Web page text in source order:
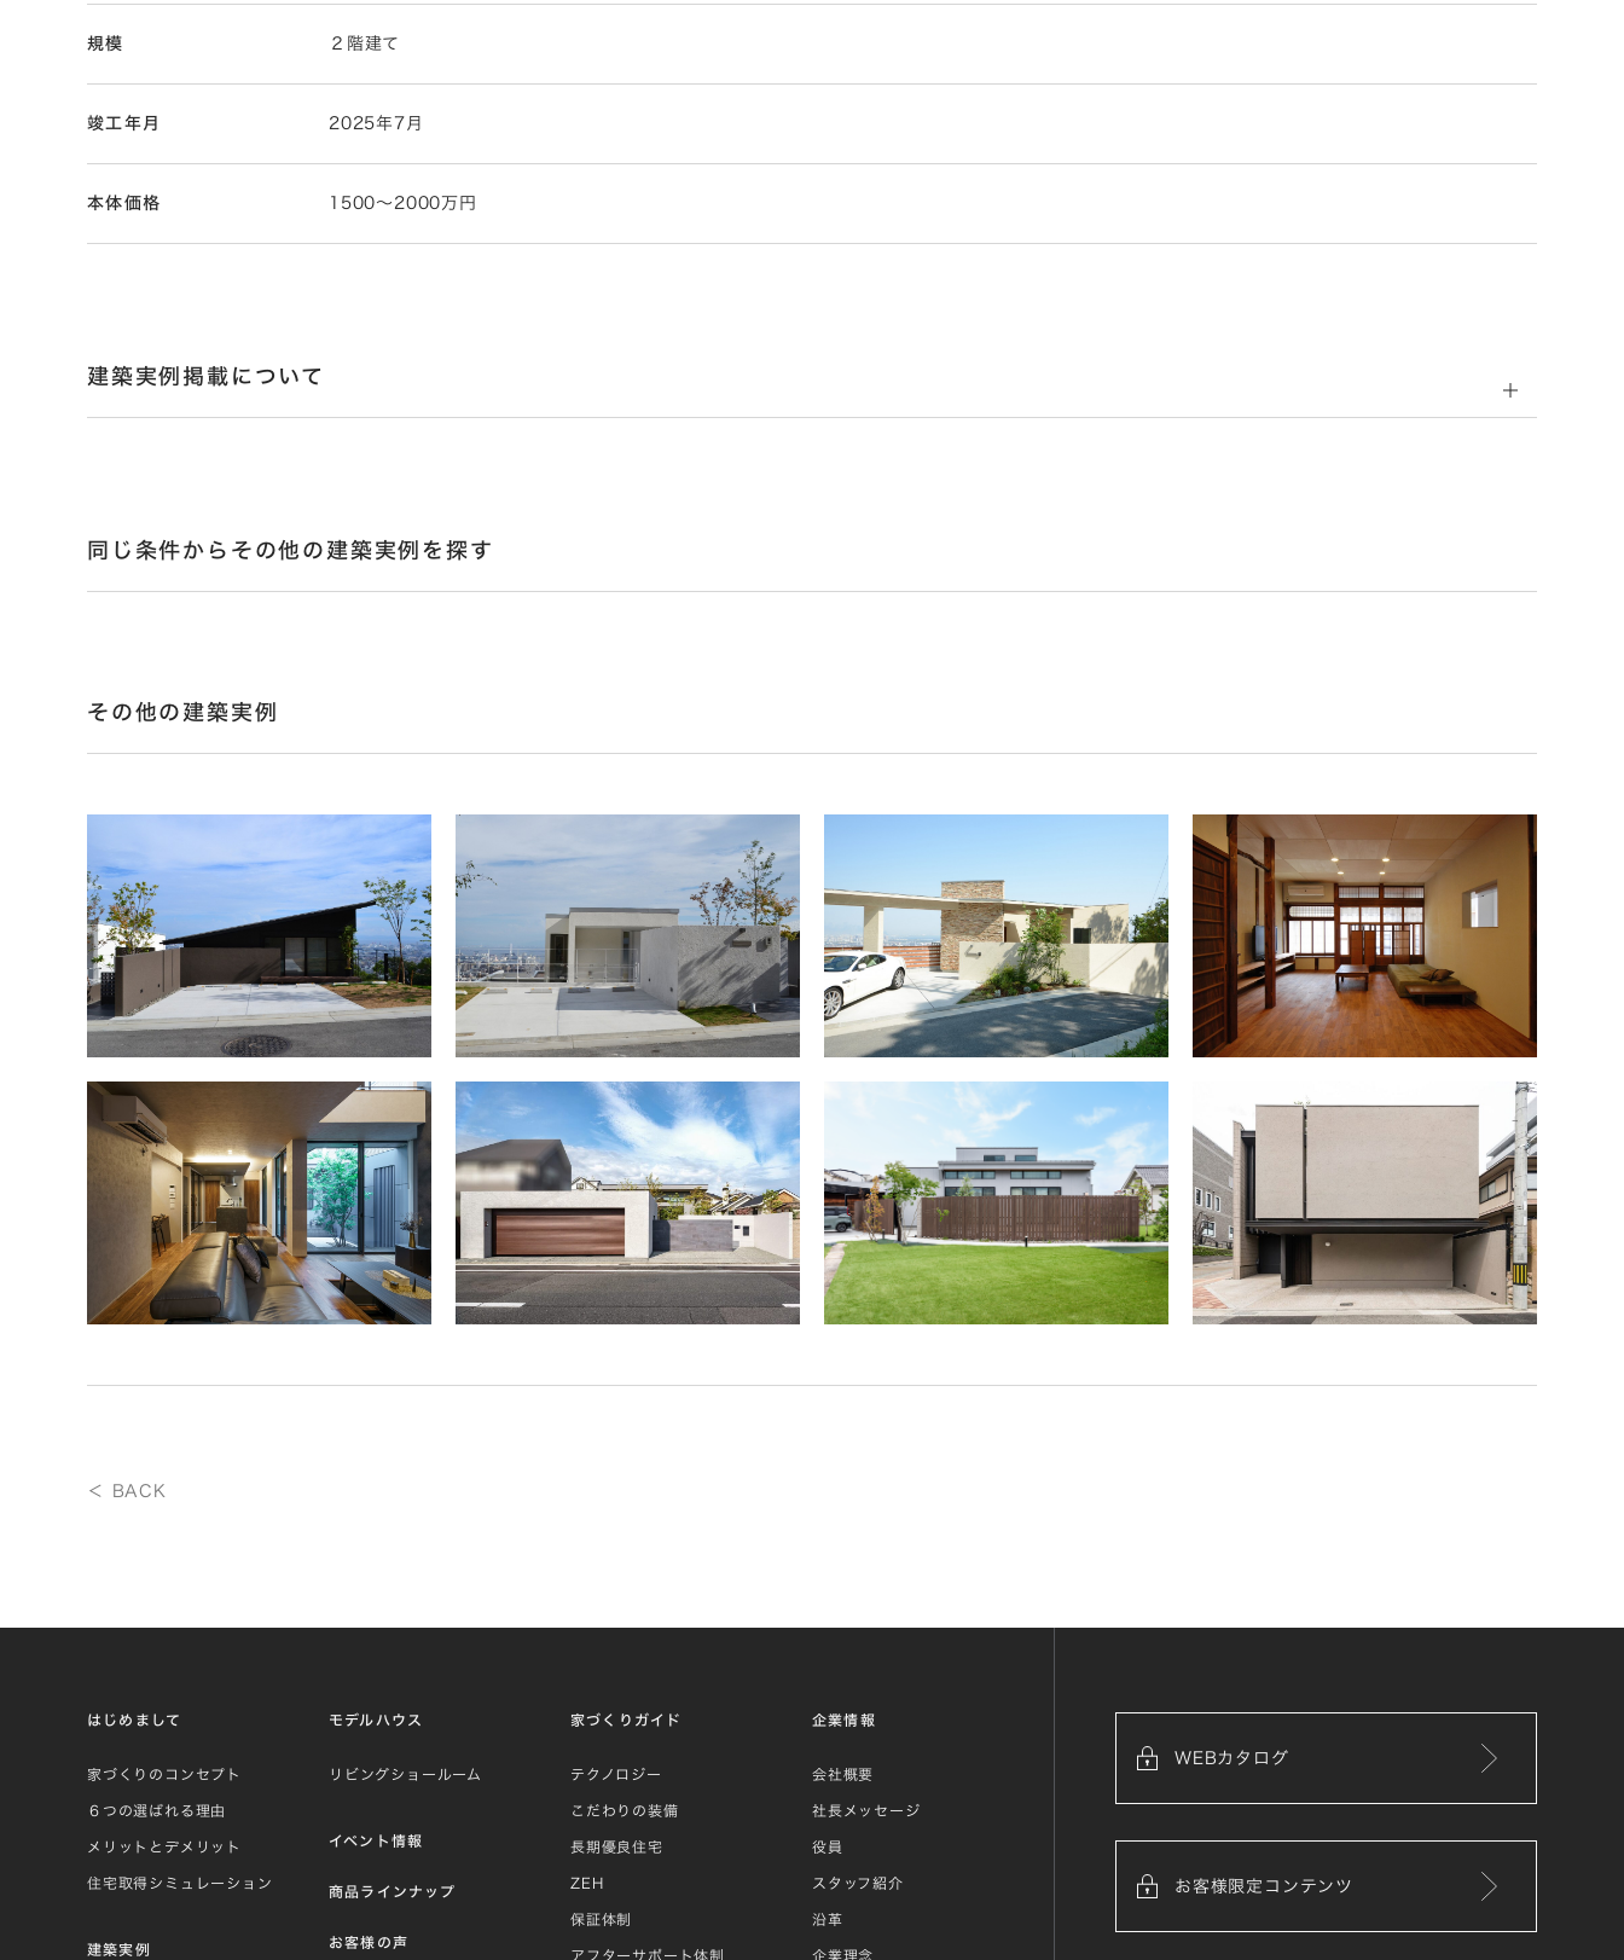
規模 ２階建て
竣工年月 2025年7月
本体価格 1500～2000万円
建築実例掲載について
同じ条件からその他の建築実例を探す
その他の建築実例
＜ BACK
はじめまして
家づくりのコンセプト
６つの選ばれる理由
メリットとデメリット
住宅取得シミュレーション
建築実例
モデルハウス
リビングショールーム
イベント情報
商品ラインナップ
お客様の声
家づくりガイド
テクノロジー
こだわりの装備
長期優良住宅
ZEH
保証体制
アフターサポート体制
企業情報
会社概要
社長メッセージ
役員
スタッフ紹介
沿革
企業理念
WEBカタログ
お客様限定コンテンツ